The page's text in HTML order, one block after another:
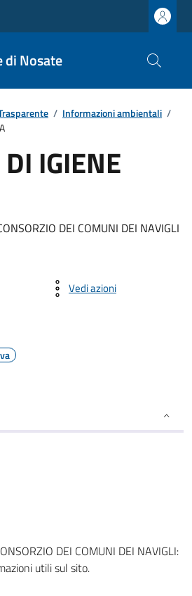
di Nosate
/ Informazioni ambientali /
IGIENE
DEI COMUNI DEI NAVIGLI
Vedi azioni
DEI COMUNI DEI NAVIGLI:
utili sul sito.